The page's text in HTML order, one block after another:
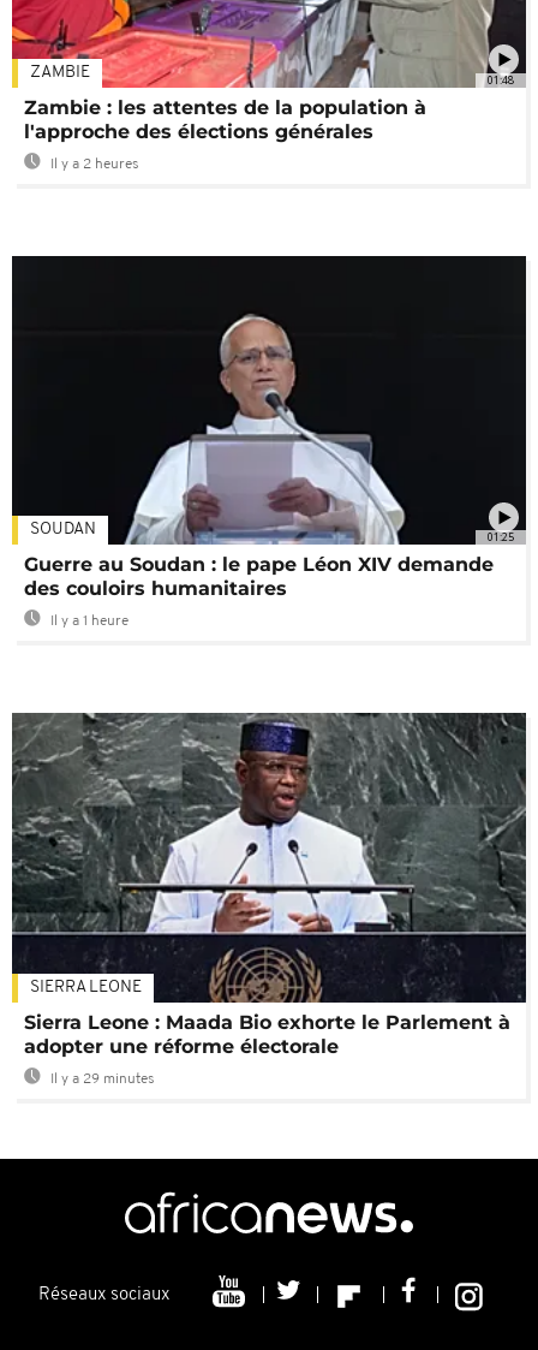
01:48
ZAMBIE
Zambie : les attentes de la population à
l'approche des élections générales
Il y a 2 heures
01:25
SOUDAN
Guerre au Soudan : le pape Léon XIV demande
des couloirs humanitaires
Il y a 1 heure
SIERRA LEONE
Sierra Leone : Maada Bio exhorte le Parlement à
adopter une réforme électorale
Il y a 29 minutes
Réseaux sociaux